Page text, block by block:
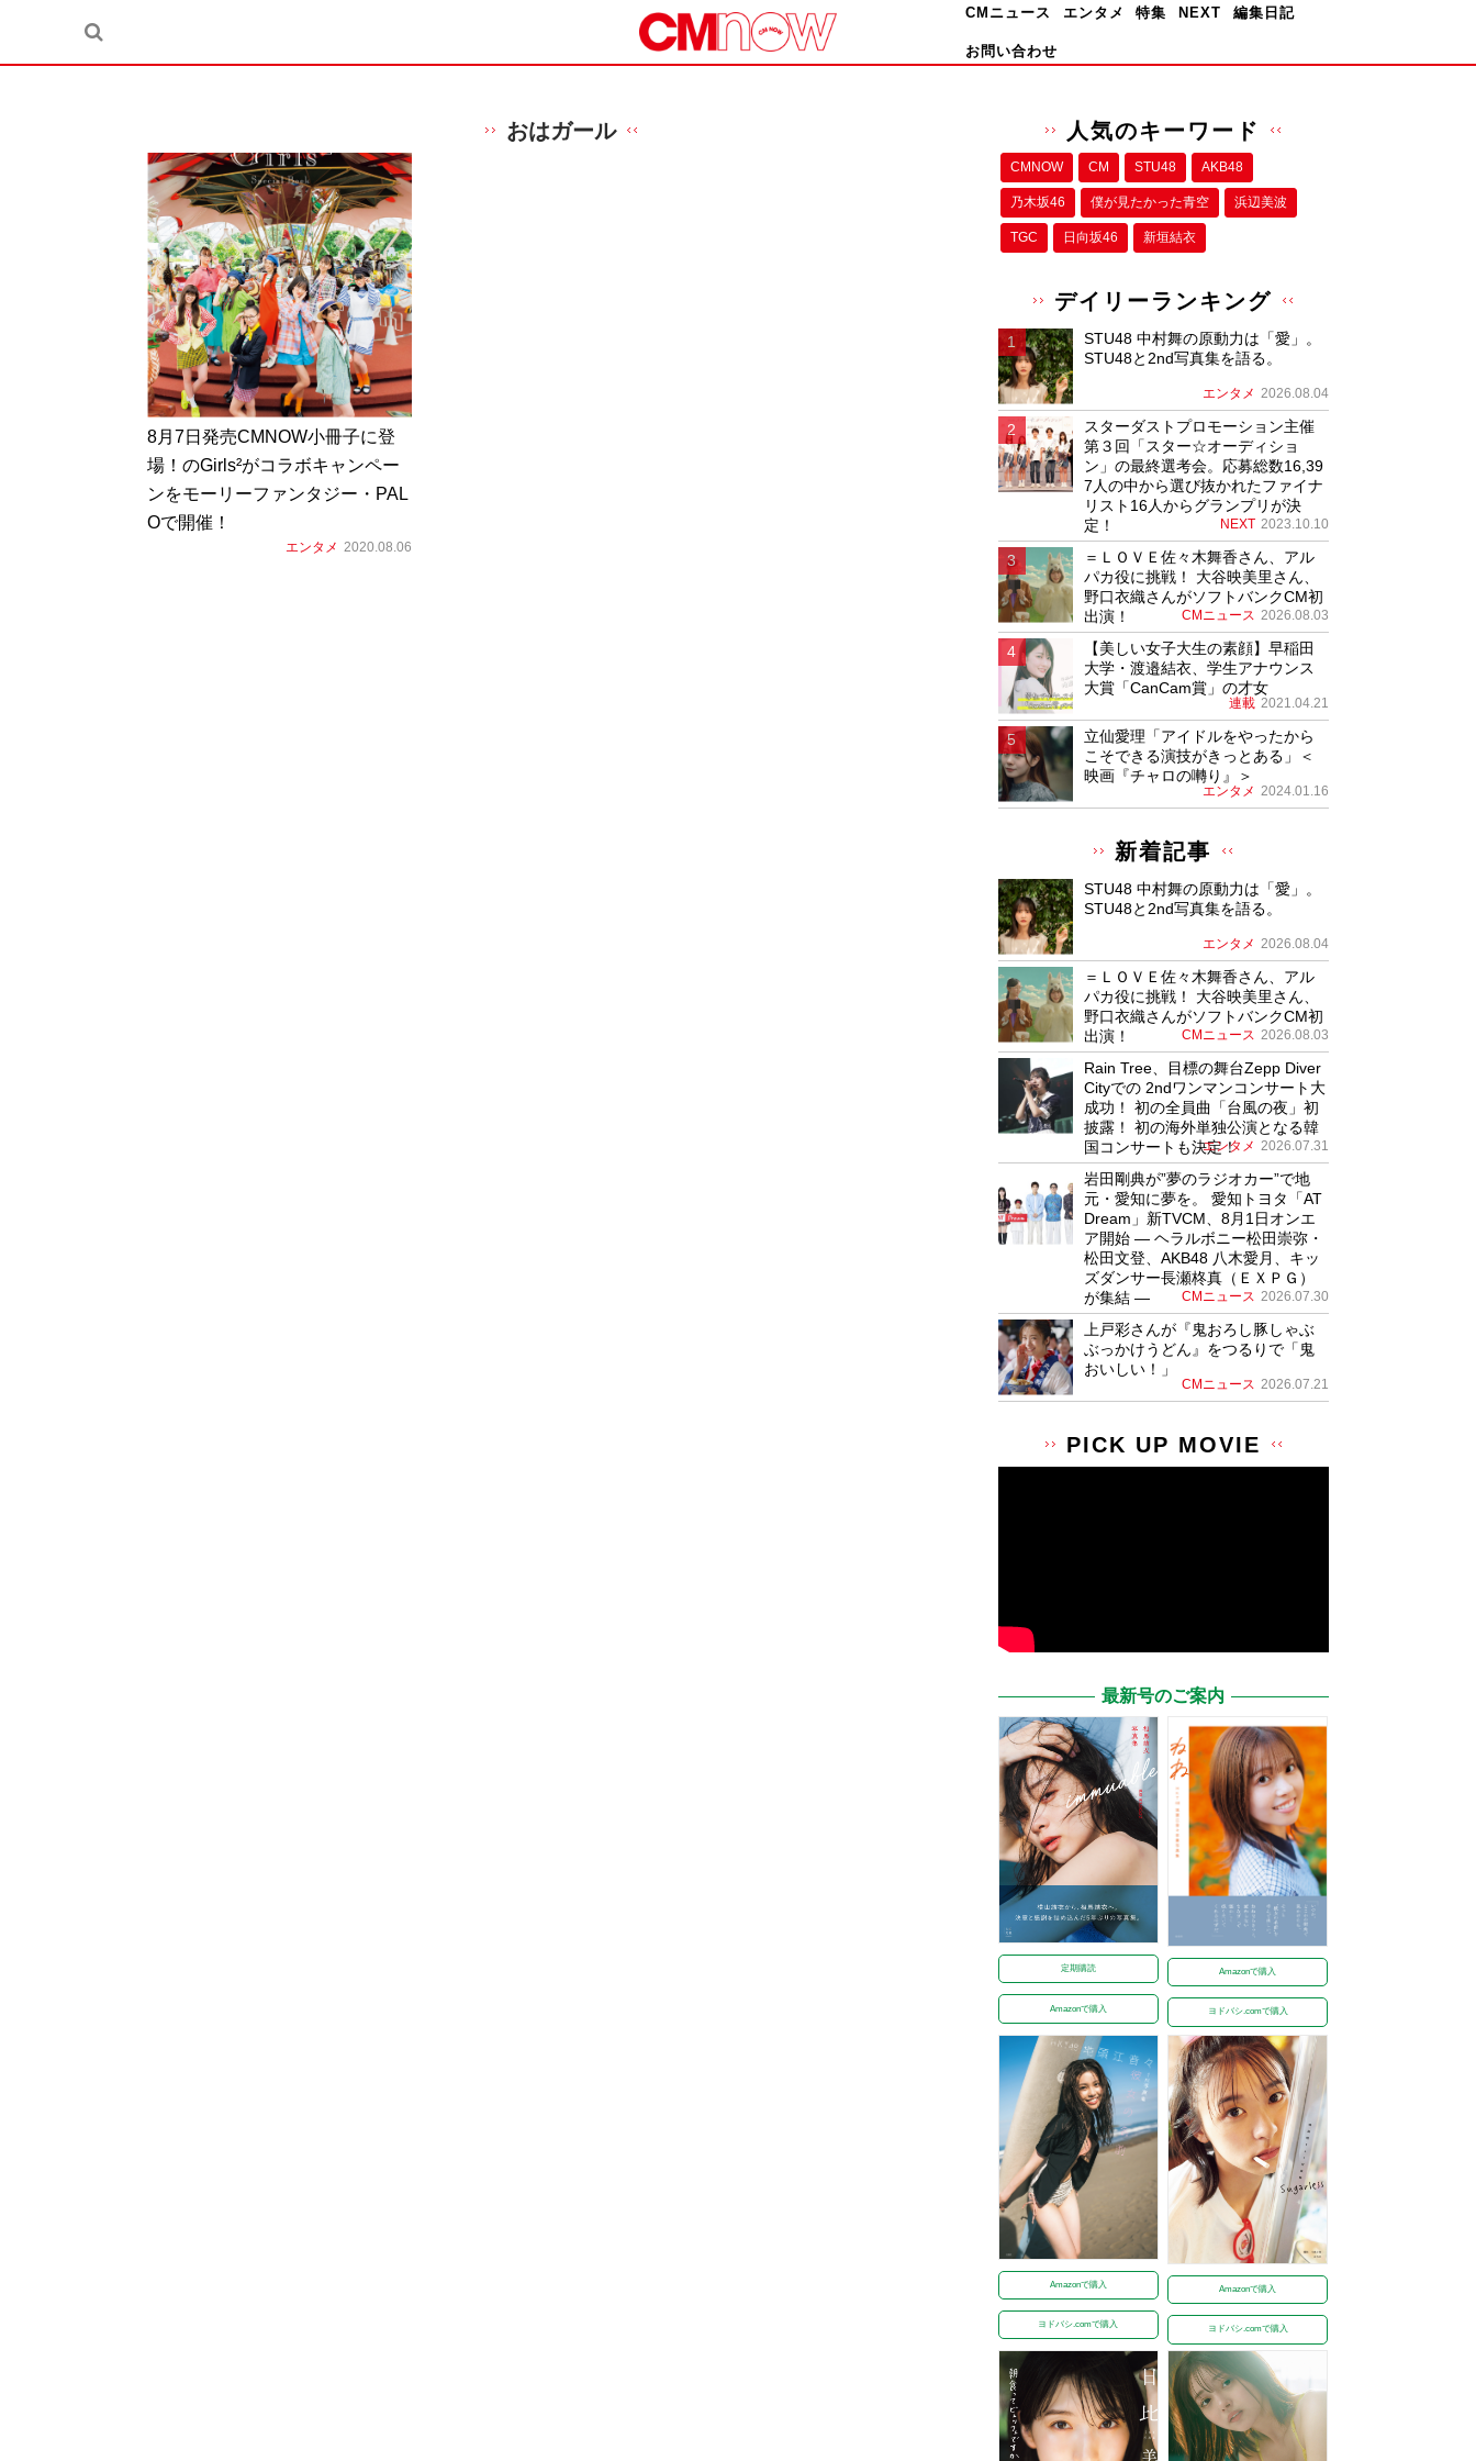
CMニュース エンタメ 特集 NEXT 編集日記
お問い合わせ
おはガール
8月7日発売CMNOW小冊子に登
場！のGirls²がコラボキャンペー
ンをモーリーファンタジー・PAL
Oで開催！
エンタメ 2020.08.06
人気のキーワード
CMNOW CM STU48 AKB48
乃木坂46 僕が⾒たかった⻘空 浜辺美波
TGC 日向坂46 新垣結衣
デイリーランキング
STU48 中村舞の原動力は「愛」。
STU48と2nd写真集を語る。
エンタメ 2026.08.04
スターダストプロモーション主催
第３回「スター☆オーディショ
ン」の最終選考会。応募総数16,39
7人の中から選び抜かれたファイナ
リスト16人からグランプリが決
定！
NEXT 2023.10.10
＝ＬＯＶＥ佐々木舞香さん、アル
パカ役に挑戦！ 大谷映美里さん、
野口衣織さんがソフトバンクCM初
出演！
CMニュース 2026.08.03
【美しい女子大生の素顔】早稲田
大学・渡邉結衣、学生アナウンス
大賞「CanCam賞」の才女
連載 2021.04.21
立仙愛理「アイドルをやったから
こそできる演技がきっとある」＜
映画『チャロの囀り』＞
エンタメ 2024.01.16
新着記事
STU48 中村舞の原動力は「愛」。
STU48と2nd写真集を語る。
エンタメ 2026.08.04
＝ＬＯＶＥ佐々木舞香さん、アル
パカ役に挑戦！ 大谷映美里さん、
野口衣織さんがソフトバンクCM初
出演！
CMニュース 2026.08.03
Rain Tree、目標の舞台Zepp Diver
Cityでの 2ndワンマンコンサート大
成功！ 初の全員曲「台風の夜」初
披露！ 初の海外単独公演となる韓
国コンサートも決定！
エンタメ 2026.07.31
岩田剛典が”夢のラジオカー”で地
元・愛知に夢を。 愛知トヨタ「AT
Dream」新TVCM、8月1日オンエ
ア開始 ― ヘラルボニー松田崇弥・
松田文登、AKB48 八木愛月、キッ
ズダンサー長瀬柊真（ＥＸＰＧ）
が集結 ―
CMニュース 2026.07.30
上戸彩さんが『鬼おろし豚しゃぶ
ぶっかけうどん』をつるりで「鬼
おいしい！」
CMニュース 2026.07.21
PICK UP MOVIE
最新号のご案内
定期購読
Amazonで購入
Amazonで購入
ヨドバシ.comで購入
Amazonで購入
ヨドバシ.comで購入
Amazonで購入
ヨドバシ.comで購入